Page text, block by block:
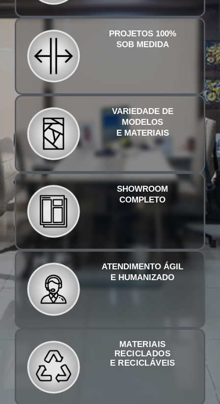
PROJETOS 100%
SOB MEDIDA
VARIEDADE DE
MODELOS
E MATERIAIS
SHOWROOM
COMPLETO
ATENDIMENTO ÁGIL
E HUMANIZADO
MATERIAIS
RECICLADOS
E RECICLÁVEIS